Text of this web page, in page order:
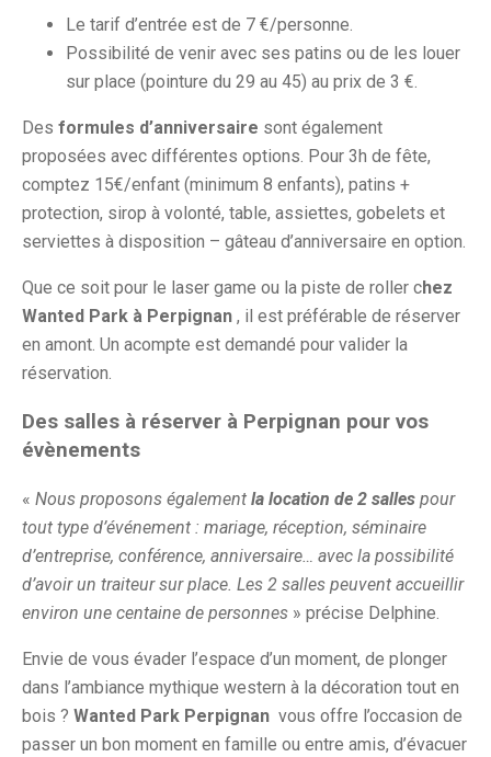
Le tarif d’entrée est de 7 €/personne.
Possibilité de venir avec ses patins ou de les louer
sur place (pointure du 29 au 45) au prix de 3 €.
Des formules d’anniversaire sont également
proposées avec différentes options. Pour 3h de fête,
comptez 15€/enfant (minimum 8 enfants), patins +
protection, sirop à volonté, table, assiettes, gobelets et
serviettes à disposition – gâteau d’anniversaire en option.
Que ce soit pour le laser game ou la piste de roller chez
Wanted Park à Perpignan , il est préférable de réserver
en amont. Un acompte est demandé pour valider la
réservation.
Des salles à réserver à Perpignan pour vos
évènements
« Nous proposons également la location de 2 salles pour
tout type d’événement : mariage, réception, séminaire
d’entreprise, conférence, anniversaire… avec la possibilité
d’avoir un traiteur sur place. Les 2 salles peuvent accueillir
environ une centaine de personnes » précise Delphine.
Envie de vous évader l’espace d’un moment, de plonger
dans l’ambiance mythique western à la décoration tout en
bois ? Wanted Park Perpignan vous offre l’occasion de
passer un bon moment en famille ou entre amis, d’évacuer